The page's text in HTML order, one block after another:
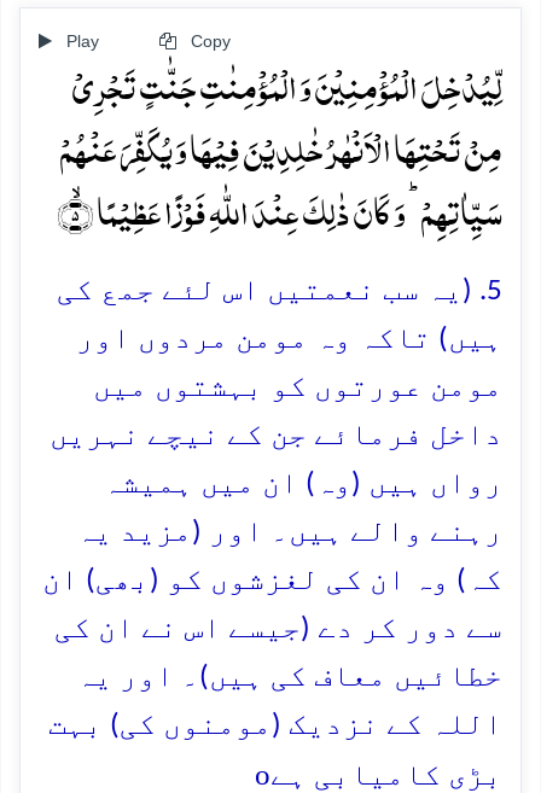
Play Copy
لِّیُدۡخِلَ الۡمُؤۡمِنِیۡنَ وَ الۡمُؤۡمِنٰتِ جَنّٰتٍ تَجۡرِیۡ
مِنۡ تَحۡتِہَا الۡاَنۡہٰرُ خٰلِدِیۡنَ فِیۡہَا وَ یُکَفِّرَ عَنۡہُمۡ
سَیِّاٰتِہِمۡ ؕ وَ کَانَ ذٰلِکَ عِنۡدَ اللّٰہِ فَوۡزًا عَظِیۡمًا ۙ﴿۵﴾
5. (یہ سب نعمتیں اس لئے جمع کی
ہیں) تاکہ وہ مومن مردوں اور
مومن عورتوں کو بہشتوں میں
داخل فرمائے جن کے نیچے نہریں
رواں ہیں (وہ) ان میں ہمیشہ
رہنے والے ہیں۔ اور (مزید یہ
کہ) وہ ان کی لغزشوں کو (بھی) ان
سے دور کر دے (جیسے اس نے ان کی
خطائیں معاف کی ہیں)۔ اور یہ
اللہ کے نزدیک (مومنوں کی) بہت
بڑی کامیابی ہےo